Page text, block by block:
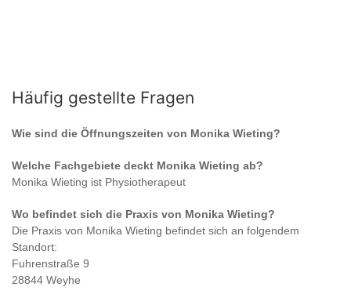
Häufig gestellte Fragen
Wie sind die Öffnungszeiten von Monika Wieting?
Welche Fachgebiete deckt Monika Wieting ab?
Monika Wieting ist Physiotherapeut
Wo befindet sich die Praxis von Monika Wieting?
Die Praxis von Monika Wieting befindet sich an folgendem
Standort:
Fuhrenstraße 9
28844 Weyhe